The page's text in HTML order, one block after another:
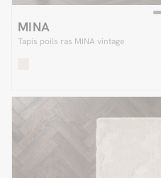
MINA
Tapis poils ras MINA vintage